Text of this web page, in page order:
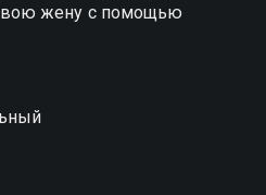
жену с помощью